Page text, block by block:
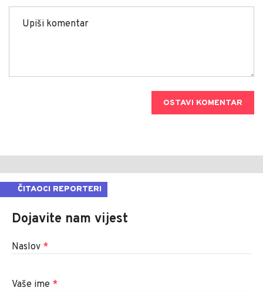
OSTAVI KOMENTAR
ČITAOCI REPORTERI
Dojavite nam vijest
Naslov *
Vaše ime *